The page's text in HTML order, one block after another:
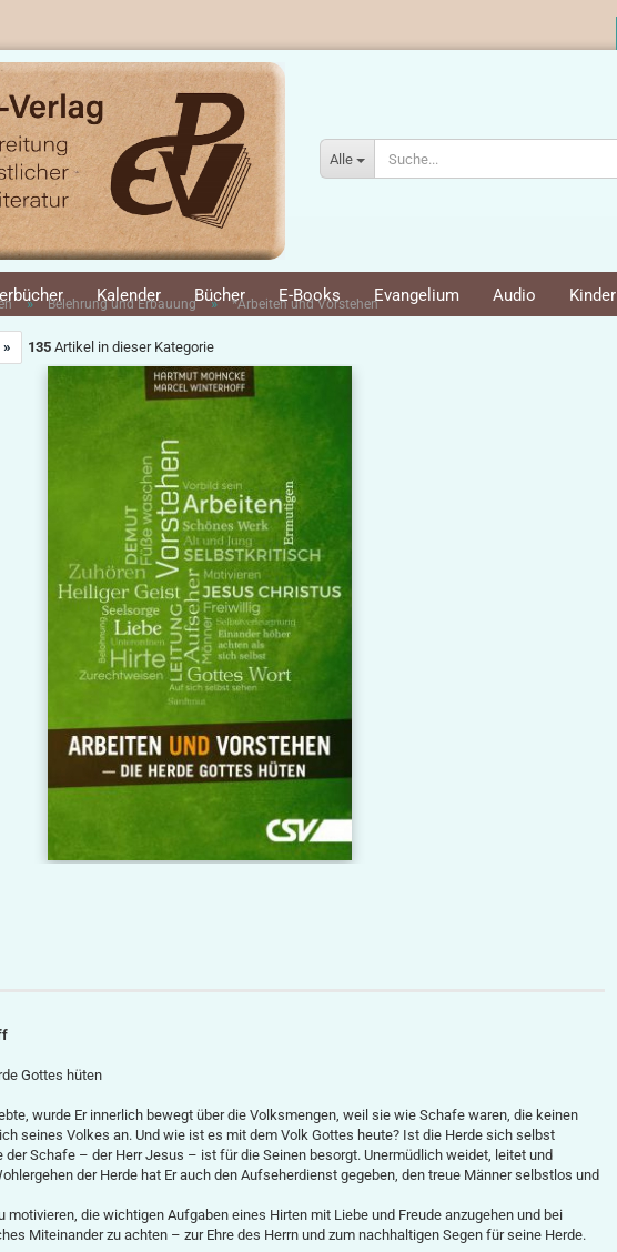
Alle
Kalender Bücher E-Books Evangelium Audio Kinder
» Belehrung und Erbauung » *Arbeiten und Vorstehen
135 Artikel in dieser Kategorie
Gottes hüten
wurde Er innerlich bewegt über die Volksmengen, weil sie wie Schafe waren, die keinen
seines Volkes an. Und wie ist es mit dem Volk Gottes heute? Ist die Herde sich selbst
der Schafe – der Herr Jesus – ist für die Seinen besorgt. Unermüdlich weidet, leitet und
der Herde hat Er auch den Aufseherdienst gegeben, den treue Männer selbstlos und
motivieren, die wichtigen Aufgaben eines Hirten mit Liebe und Freude anzugehen und bei
Miteinander zu achten – zur Ehre des Herrn und zum nachhaltigen Segen für seine Herde.